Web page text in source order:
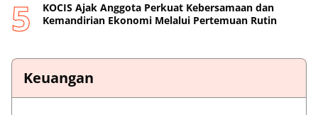
KOCIS Ajak Anggota Perkuat Kebersamaan dan
Kemandirian Ekonomi Melalui Pertemuan Rutin
Keuangan